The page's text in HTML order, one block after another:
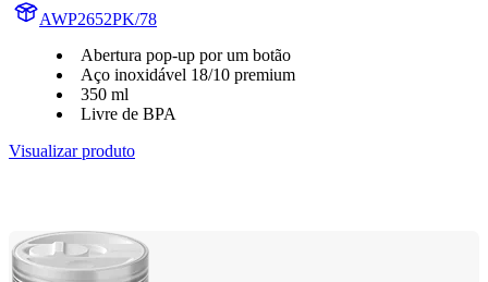
AWP2652PK/78
Abertura pop-up por um botão
Aço inoxidável 18/10 premium
350 ml
Livre de BPA
Visualizar produto